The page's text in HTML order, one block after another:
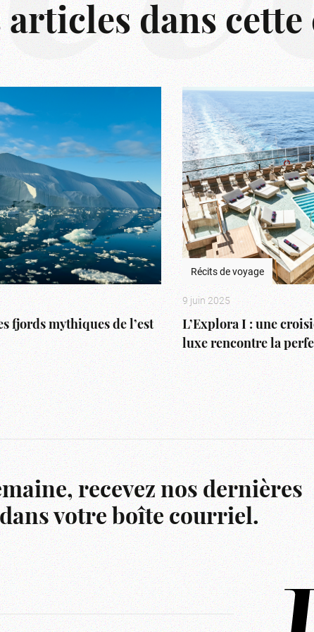
articles dans cette
fjords mythiques de l’est
Récits de voyage
9 juin 2025
L’Explora I : une
luxe rencontre la
recevez nos dernières
votre boîte courriel.